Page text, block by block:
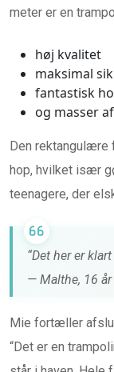
meter er en
høj kvalitet
maksimal
fantastisk
og masser
Den rektangulære
hop, hvilket især
teenagere, der
“Det her er
— Malthe, 16 år
Mie fortæller
“Det er en